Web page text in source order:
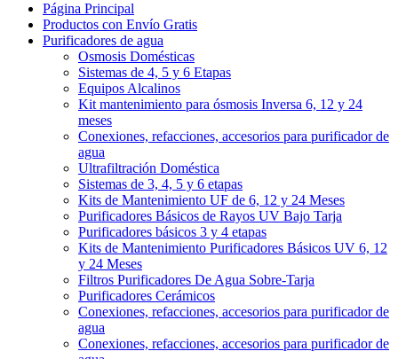
Página Principal
Productos con Envío Gratis
Purificadores de agua
Osmosis Domésticas
Sistemas de 4, 5 y 6 Etapas
Equipos Alcalinos
Kit mantenimiento para ósmosis Inversa 6, 12 y 24
meses
Conexiones, refacciones, accesorios para purificador de
agua
Ultrafiltración Doméstica
Sistemas de 3, 4, 5 y 6 etapas
Kits de Mantenimiento UF de 6, 12 y 24 Meses
Purificadores Básicos de Rayos UV Bajo Tarja
Purificadores básicos 3 y 4 etapas
Kits de Mantenimiento Purificadores Básicos UV 6, 12
y 24 Meses
Filtros Purificadores De Agua Sobre-Tarja
Purificadores Cerámicos
Conexiones, refacciones, accesorios para purificador de
agua
Conexiones, refacciones, accesorios para purificador de